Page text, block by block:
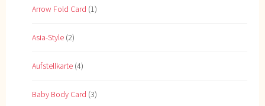
Arrow Fold Card (1)
Asia-Style (2)
Aufstellkarte (4)
Baby Body Card (3)